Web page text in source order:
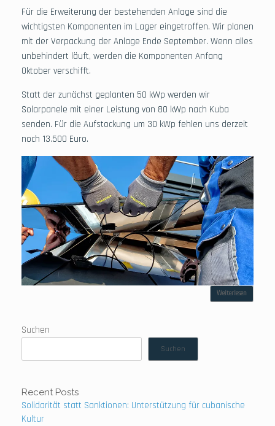
Für die Erweiterung der bestehenden Anlage sind die
wichtigsten Komponenten im Lager eingetroffen. Wir planen
mit der Verpackung der Anlage Ende September. Wenn alles
unbehindert läuft, werden die Komponenten Anfang
Oktober verschifft.
Statt der zunächst geplanten 50 kWp werden wir
Solarpanele mit einer Leistung von 80 kWp nach Kuba
senden. Für die Aufstockung um 30 kWp fehlen uns derzeit
noch 13.500 Euro.
Weiterlesen
Suchen
Suchen
Recent Posts
Solidarität statt Sanktionen: Unterstützung für cubanische
Kultur